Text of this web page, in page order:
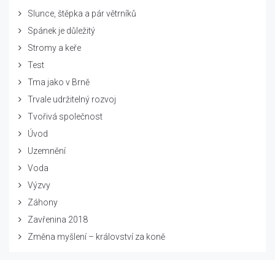
Slunce, štěpka a pár větrníků
Spánek je důležitý
Stromy a keře
Test
Tma jako v Brně
Trvale udržitelný rozvoj
Tvořivá společnost
Úvod
Uzemnění
Voda
Výzvy
Záhony
Zavřenina 2018
Změna myšlení – království za koně